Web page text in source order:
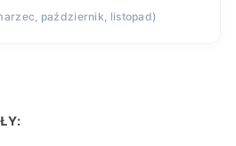
październik, listopad)